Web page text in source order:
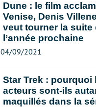
Dune : le film
Venise, Denis
veut tourner la suite
l’année prochaine
04/09/2021
Star Trek : pourquoi
acteurs sont-ils
maquillés dans la